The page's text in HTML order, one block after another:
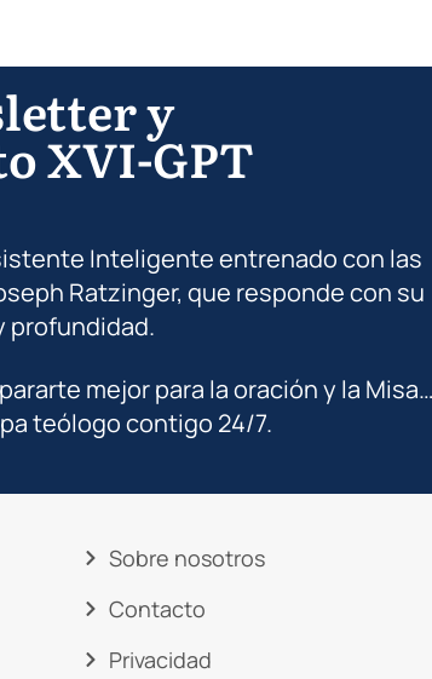
y
XVI-GPT
Inteligente entrenado con las
Ratzinger, que responde con su
profundidad.
mejor para la oración y la Misa…
teólogo contigo 24/7.
Sobre nosotros
Contacto
Privacidad